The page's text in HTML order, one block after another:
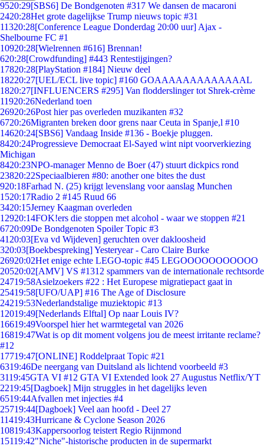
9520:29[SBS6] De Bondgenoten #317 We dansen de macaroni
2420:28Het grote dagelijkse Trump nieuws topic #31
11320:28[Conference League Donderdag 20:00 uur] Ajax -
Shelbourne FC #1
10920:28[Wielrennen #616] Brennan!
620:28[Crowdfunding] #443 Rentestijgingen?
17820:28[PlayStation #184] Nieuw deel
18220:27[UEL/ECL live topic] #160 GOAAAAAAAAAAAAAL
1820:27[INFLUENCERS #295] Van flodderslinger tot Shrek-crème
11920:26Nederland toen
26920:26Post hier pas overleden muzikanten #32
6720:26Migranten breken door grens naar Ceuta in Spanje,l #10
14620:24[SBS6] Vandaag Inside #136 - Boekje pluggen.
8420:24Progressieve Democraat El-Sayed wint nipt voorverkiezing
Michigan
8420:23NPO-manager Menno de Boer (47) stuurt dickpics rond
23820:22Speciaalbieren #80: another one bites the dust
920:18Farhad N. (25) krijgt levenslang voor aanslag Munchen
1520:17Radio 2 #145 Ruud 66
3420:15Jerney Kaagman overleden
12920:14FOK!ers die stoppen met alcohol - waar we stoppen #21
6720:09De Bondgenoten Spoiler Topic #3
41 20:03[Eva vd Wijdeven] geruchten over dakloosheid
320:03[Boekbespreking] Yesteryear - Caro Claire Burke
26920:02Het enige echte LEGO-topic #45 LEGOOOOOOOOOOO
20520:02[AMV] VS #1312 spammers van de internationale rechtsorde
24719:58Asielzoekers #22 : Het Europese migratiepact gaat in
25419:58[UFO/UAP] #16 The Age of Disclosure
24219:53Nederlandstalige muziektopic #13
12019:49[Nederlands Elftal] Op naar Louis IV?
16619:49Voorspel hier het warmtegetal van 2026
16819:47Wat is op dit moment volgens jou de meest irritante reclame?
#12
17719:47[ONLINE] Roddelpraat Topic #21
6319:46De neergang van Duitsland als lichtend voorbeeld #3
3119:45GTA VI #12 GTA VI Extended look 27 Augustus Netflix/YT
2219:45[Dagboek] Mijn struggles in het dagelijks leven
6519:44Afvallen met injecties #4
25719:44[Dagboek] Veel aan hoofd - Deel 27
11419:43Hurricane & Cyclone Season 2026
10819:43Kappersoorlog teistert Regio Rijnmond
15119:42"Niche"-historische producten in de supermarkt